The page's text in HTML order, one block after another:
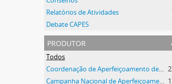
Relatórios de Atividades
Debate CAPES
produtor
Todos
Coordenação de Aperfeiçoamento de Pessoal de Nível Superior (CAPES)
Campanha Nacional de Aperfeiçoamento de Pessoal de Nível Superior (CAPES)